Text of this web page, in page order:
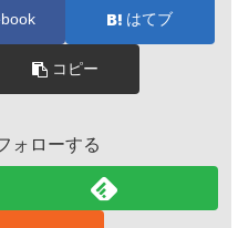
はてブ
コピー
ォローする